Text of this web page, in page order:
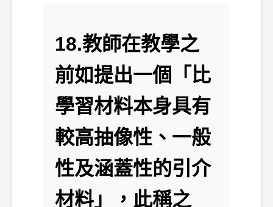
18.教師在教學之
前如提出一個「比
學習材料本身具有
較高抽像性、一般
性及涵蓋性的引介
材料」，此稱之